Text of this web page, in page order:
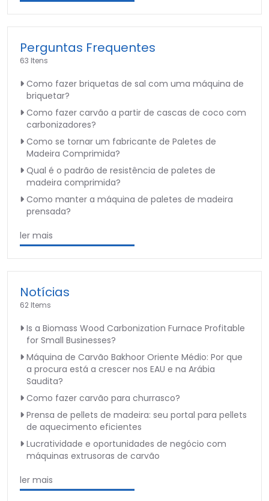
Perguntas Frequentes
63 Itens
Como fazer briquetas de sal com uma máquina de
briquetar?
Como fazer carvão a partir de cascas de coco com
carbonizadores?
Como se tornar um fabricante de Paletes de
Madeira Comprimida?
Qual é o padrão de resistência de paletes de
madeira comprimida?
Como manter a máquina de paletes de madeira
prensada?
ler mais
Notícias
62 Items
Is a Biomass Wood Carbonization Furnace Profitable
for Small Businesses?
Máquina de Carvão Bakhoor Oriente Médio: Por que
a procura está a crescer nos EAU e na Arábia
Saudita?
Como fazer carvão para churrasco?
Prensa de pellets de madeira: seu portal para pellets
de aquecimento eficientes
Lucratividade e oportunidades de negócio com
máquinas extrusoras de carvão
ler mais